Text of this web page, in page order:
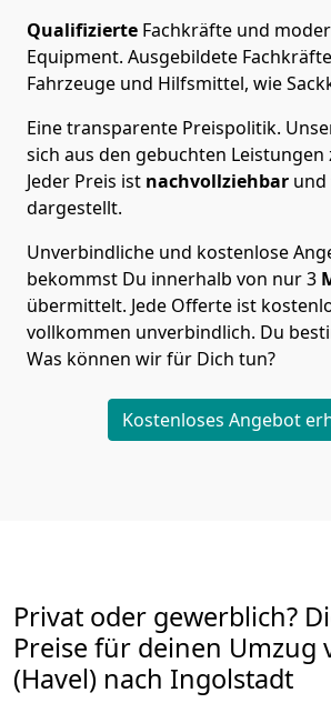
Qualifizierte Fachkräfte und
Equipment. Ausgebildete
Fahrzeuge und Hilfsmittel, wie
Eine transparente Preispolitik.
sich aus den gebuchten Leistungen
Jeder Preis ist nachvollziehbar und
dargestellt.
Unverbindliche und kostenlose
bekommst Du innerhalb von nur3
übermittelt. Jede Offerte ist
vollkommen unverbindlich. Du
Was können wir für Dich tun?
Kostenloses Angebot
Privat oder gewerblich?
Preise für deinen Umzug
(Havel) nach Ingolstadt